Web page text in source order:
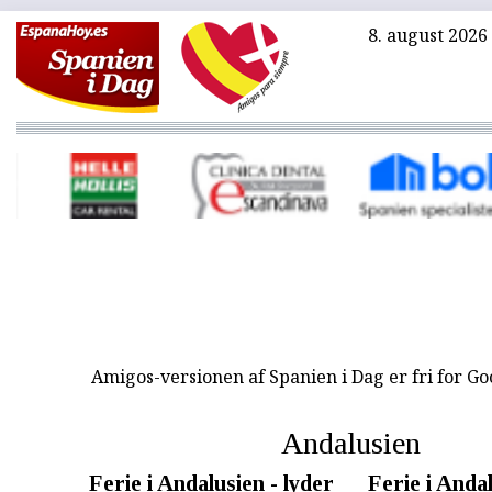
8. august 2026
Amigos-versionen af Spanien i Dag er fri for
Andalusien
Ferie i Andalusien - lyder Ferie i